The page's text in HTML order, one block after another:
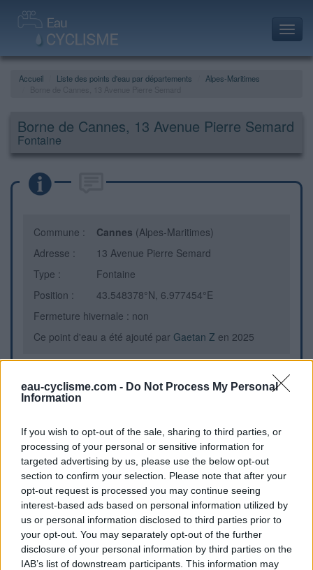
eau-cyclisme.com - Do Not Process My Personal
Information
If you wish to opt-out of the sale, sharing to third parties, or
processing of your personal or sensitive information for
targeted advertising by us, please use the below opt-out
section to confirm your selection. Please note that after your
opt-out request is processed you may continue seeing
interest-based ads based on personal information utilized by
us or personal information disclosed to third parties prior to
your opt-out. You may separately opt-out of the further
disclosure of your personal information by third parties on the
IAB’s list of downstream participants. This information may
Accueil Liste des points d'eau par départements
Alpes-Maritimes
Borne de Cannes, 13 Avenue Pierre Semard
Fontaine
Commune : Cannes (Alpes-Maritimes)
Adresse :
13 Avenue Pierre Semard
Type :
Fontaine
Position :
43.548378°N, 6.977454°E
Fermeture hivernale : non
Ce point d'eau a été ajouté par Gaetan Z en 2025
Informations complémentaires
Repères visuels